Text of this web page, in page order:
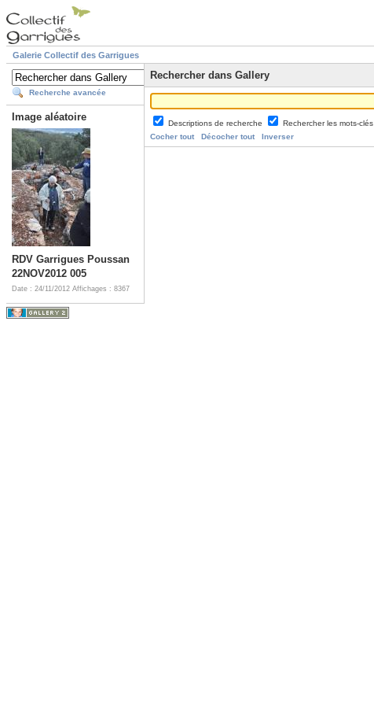
Galerie Collectif des Garrigues
Recherche avancée
Image aléatoire
RDV Garrigues Poussan
22NOV2012 005
Date : 24/11/2012 Affichages : 8367
Rechercher dans Gallery
Descriptions de recherche Rechercher les mots-clés
Cocher tout
Décocher tout Inverser